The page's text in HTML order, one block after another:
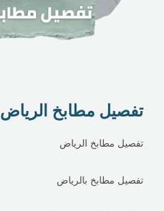
تفصيل مطابخ الرياض
تفصيل مطابخ الرياض
تفصيل مطابخ بالرياض